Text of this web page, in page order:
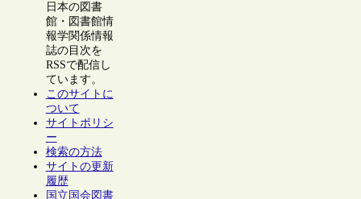
日本の図書
館・図書館情
報学関係情報
誌の目次を
RSSで配信し
ています。
このサイトに
ついて
サイトポリシ
ー
検索の方法
サイトの更新
履歴
国立国会図書